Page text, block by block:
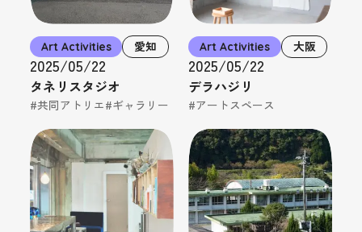
Art Activities 愛知
2025/05/22
タネリスタジオ
#共同アトリエ#ギャラリー
Art Activities 大阪
2025/05/22
デラハジリ
#アートスペース